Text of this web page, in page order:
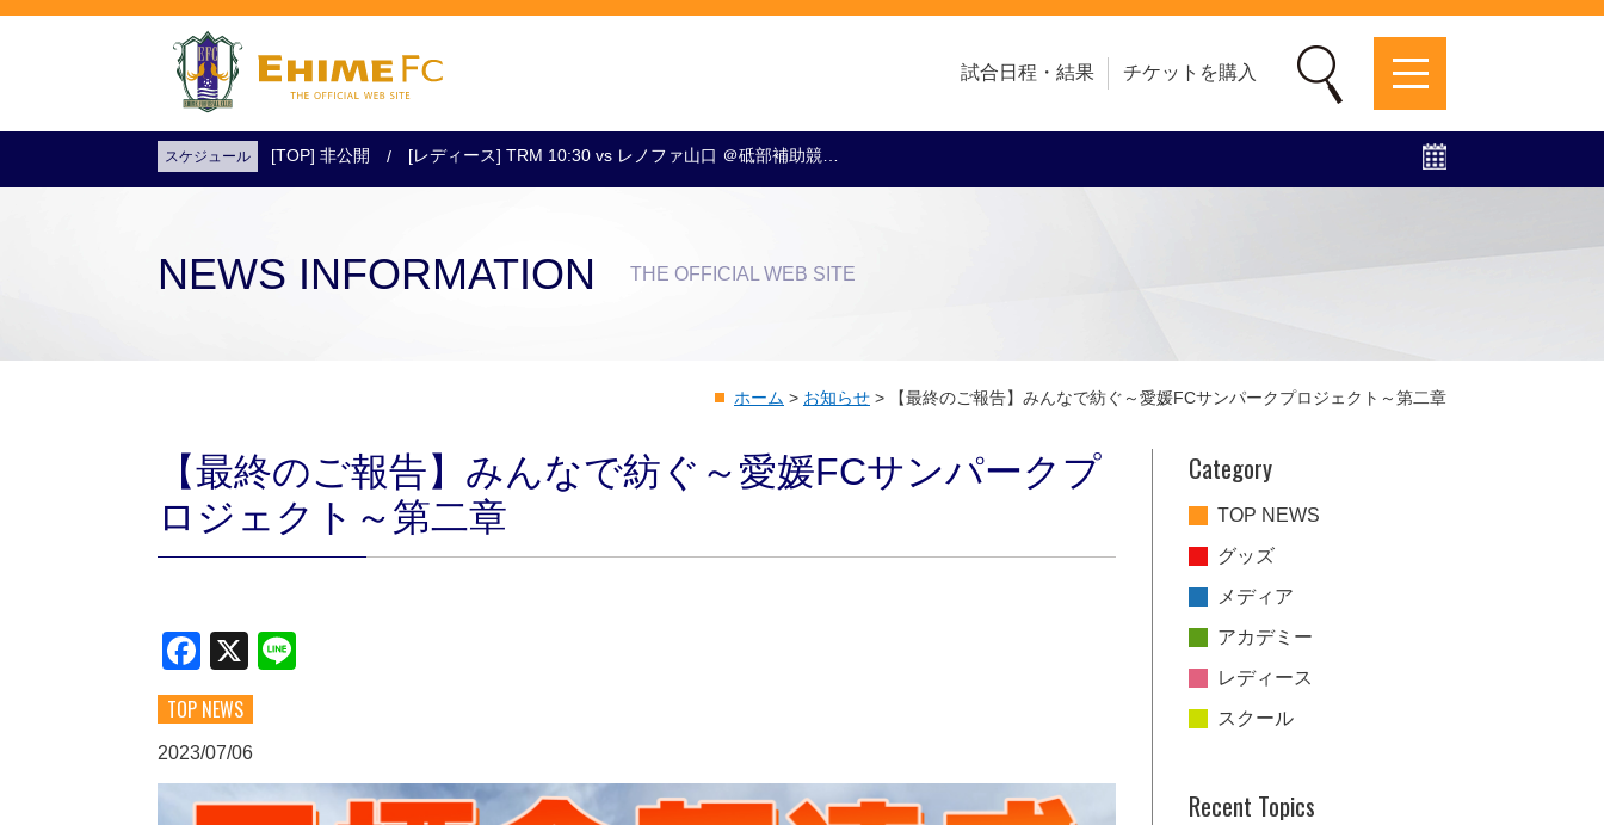
試合日程・結果 チケットを購入
試合日程・結果 アクセス クラブ・会社情報 レディース
スケジュール [TOP] 非公開 [レディース] TRM 10:30 vs レノファ山口 ＠砥部補助競…
NEWS INFORMATION THE OFFICIAL WEB SITE
ホーム > お知らせ > 【最終のご報告】みんなで紡ぐ～愛媛FCサンパークプロジェクト～第二章
【最終のご報告】みんなで紡ぐ～愛媛FCサンパークプ
ロジェクト～第二章
Facebook
X
TOP NEWS
2023/07/06
Category
TOP NEWS
グッズ
メディア
アカデミー
レディース
スクール
Recent Topics